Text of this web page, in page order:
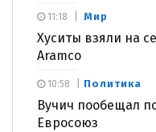
Мир
Хуситы взяли на
Aramco
11:18
Политика
Вучич пообещал
Евросоюз
10:58